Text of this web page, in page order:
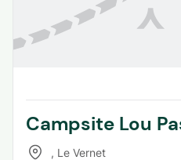
Campsite Lou
, Le Vernet